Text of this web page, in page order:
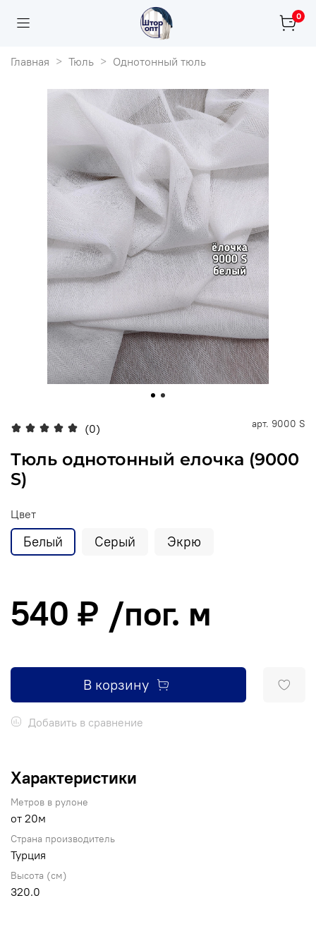
0
Главная Тюль Однотонный тюль
(0) арт. 9000 S
Тюль однотонный елочка (9000
S)
Цвет
Белый Серый Экрю
540 ₽ /пог. м
В корзину
Добавить в сравнение
Характеристики
Метров в рулоне
от 20м
Страна производитель
Турция
Высота (см)
320.0